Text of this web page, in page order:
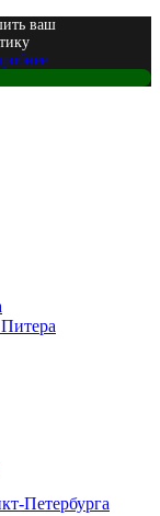
ваш
Петербурга